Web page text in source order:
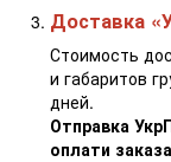
Доставка
Стоимость
и габаритов
дней.
Отправка
оплати заказа